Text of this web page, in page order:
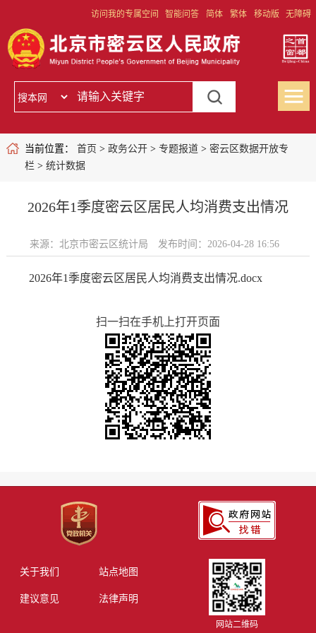
访问我的专属空间 智能问答 简体 繁体 移动版 无障碍
当前位置： 首页 > 政务公开> 专题报道> 密云区数据开放专
栏 > 统计数据
2026年1季度密云区居民人均消费支出情况
来源：北京市密云区统计局 发布时间：2026-04-28 16:56
2026年1季度密云区居民人均消费支出情况.docx
扫一扫在手机上打开页面
关于我们 站点地图
建议意见 法律声明
网站二维码